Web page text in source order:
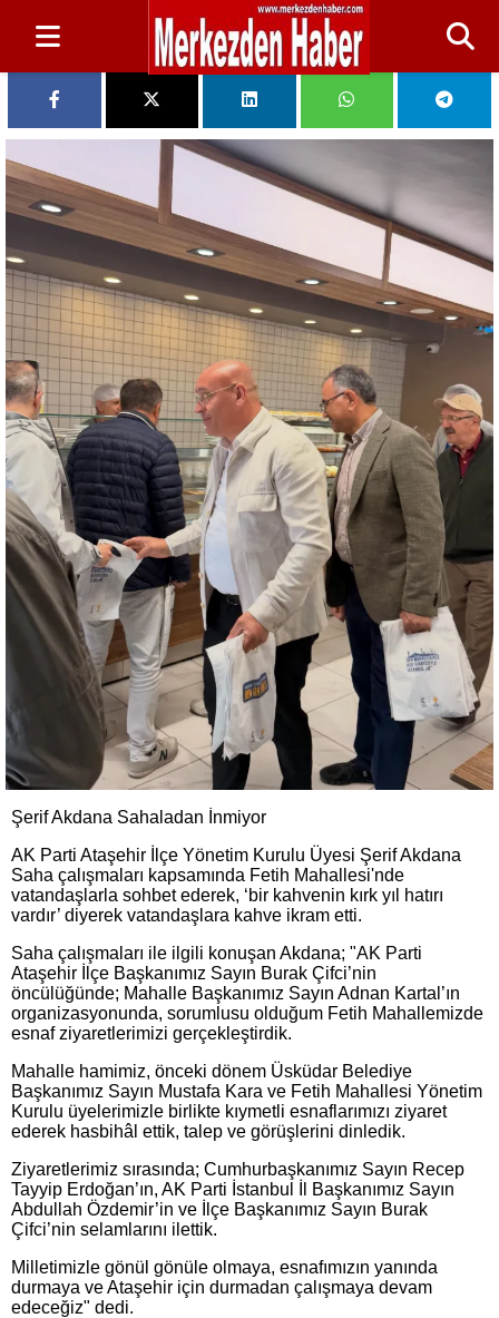
Şerif Akdana Sahaladan İnmiyor
AK Parti Ataşehir İlçe Yönetim Kurulu Üyesi Şerif Akdana
Saha çalışmaları kapsamında Fetih Mahallesi'nde
vatandaşlarla sohbet ederek, ‘bir kahvenin kırk yıl hatırı
vardır’ diyerek vatandaşlara kahve ikram etti.
Saha çalışmaları ile ilgili konuşan Akdana; "AK Parti
Ataşehir İlçe Başkanımız Sayın Burak Çifci’nin
öncülüğünde; Mahalle Başkanımız Sayın Adnan Kartal’ın
organizasyonunda, sorumlusu olduğum Fetih Mahallemizde
esnaf ziyaretlerimizi gerçekleştirdik.
Mahalle hamimiz, önceki dönem Üsküdar Belediye
Başkanımız Sayın Mustafa Kara ve Fetih Mahallesi Yönetim
Kurulu üyelerimizle birlikte kıymetli esnaflarımızı ziyaret
ederek hasbihâl ettik, talep ve görüşlerini dinledik.
Ziyaretlerimiz sırasında; Cumhurbaşkanımız Sayın Recep
Tayyip Erdoğan’ın, AK Parti İstanbul İl Başkanımız Sayın
Abdullah Özdemir’in ve İlçe Başkanımız Sayın Burak
Çifci’nin selamlarını ilettik.
Milletimizle gönül gönüle olmaya, esnafımızın yanında
durmaya ve Ataşehir için durmadan çalışmaya devam
edeceğiz" dedi.